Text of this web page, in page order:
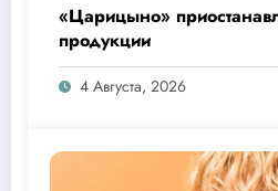
«Царицыно»
продукции
4 Августа, 2026